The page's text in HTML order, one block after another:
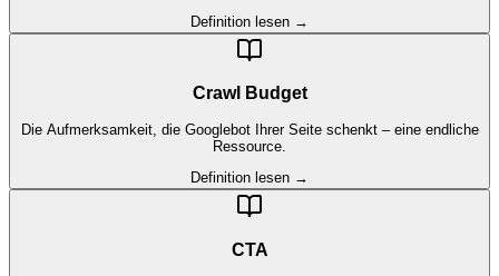
Definition lesen →
Crawl Budget
Die Aufmerksamkeit, die Googlebot Ihrer Seite schenkt – eine endliche
Ressource.
Definition lesen →
CTA